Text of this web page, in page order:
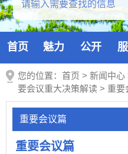
首页 魅力 公开
您的位置： 首页 > 新闻中心
要会议重大决策解读 > 重要
重要会议篇
重要会议篇